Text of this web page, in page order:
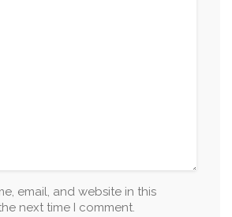
email, and website in this
next time I comment.